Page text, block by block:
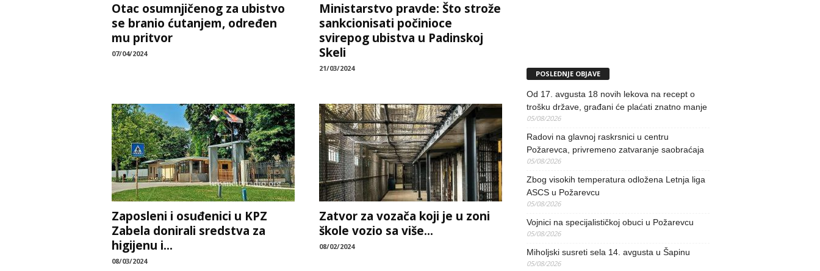
Otac osumnjičenog za ubistvo
se branio ćutanjem, određen
mu pritvor
07/04/2024
Ministarstvo pravde: Što strože
sankcionisati počinioce
svirepog ubistva u Padinskoj
Skeli
21/03/2024
Zaposleni i osuđenici u KPZ
Zabela donirali sredstva za
higijenu i...
08/03/2024
Zatvor za vozača koji je u zoni
škole vozio sa više...
08/02/2024
POSLEDNJE OBJAVE
Od 17. avgusta 18 novih lekova na recept o
trošku države, građani će plaćati znatno manje
05/08/2026
Radovi na glavnoj raskrsnici u centru
Požarevca, privremeno zatvaranje saobraćaja
05/08/2026
Zbog visokih temperatura odložena Letnja liga
ASCS u Požarevcu
05/08/2026
Vojnici na specijalističkoj obuci u Požarevcu
05/08/2026
Miholjski susreti sela 14. avgusta u Šapinu
05/08/2026